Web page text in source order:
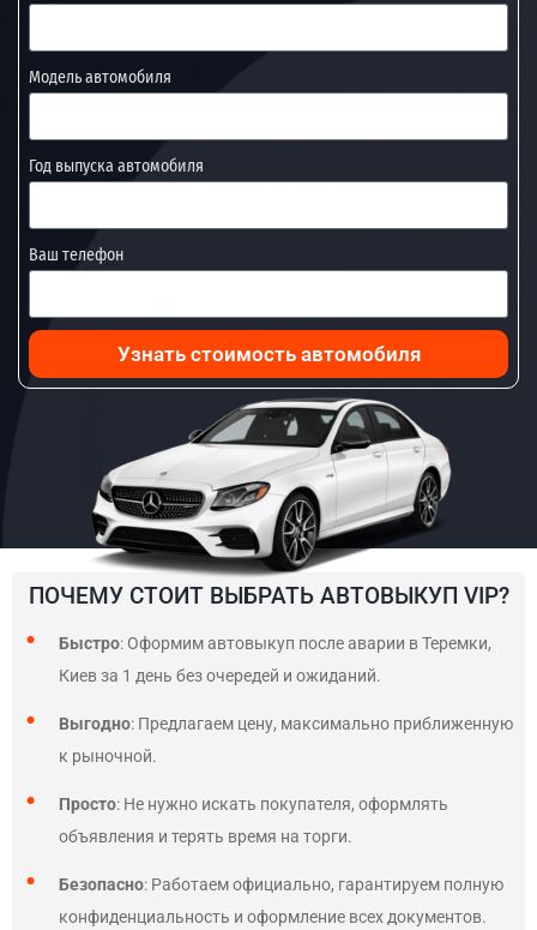
Модель автомобиля
Год выпуска автомобиля
Ваш телефон
Узнать стоимость автомобиля
ПОЧЕМУ СТОИТ ВЫБРАТЬ АВТОВЫКУП VIP?
Быстро: Оформим автовыкуп после аварии в Теремки,
Киев за 1 день без очередей и ожиданий.
Выгодно: Предлагаем цену, максимально приближенную
к рыночной.
Просто: Не нужно искать покупателя, оформлять
объявления и терять время на торги.
Безопасно: Работаем официально, гарантируем полную
конфиденциальность и оформление всех документов.